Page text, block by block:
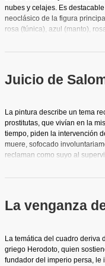
nubes y celajes. Es
neoclásico de la figura
rosa (túnica), azul (manto),
vista iconográfico, nos llevan
de la creación para confirmar
Juicio de
La pintura describe un tema
prostitutas, que vivían en la
tiempo, piden la intervención
muere, sofocado
reclaman como suyo al
dos partes y que se entregue
niño vivo y no lo mates". La
lo partan". Entonces el rey
primera, porque ella es su
y transmitidas a Luciano
que realizara François Ragot
en un marco más
La venganza
La temática del cuadro deriva
griego Herodoto, quien
fundador del imperio persa, le